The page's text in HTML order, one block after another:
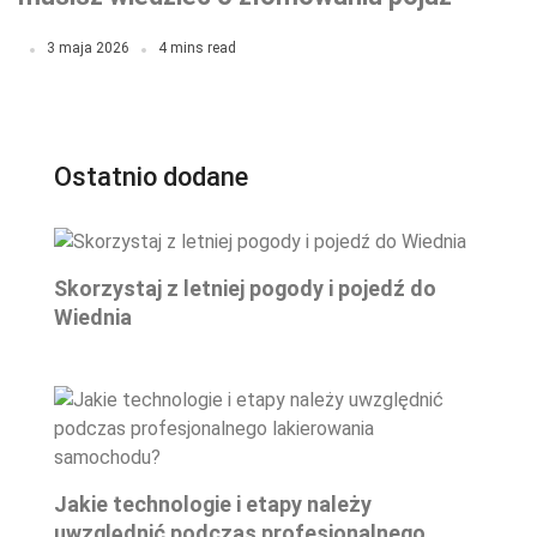
3 maja 2026 4 mins read
Ostatnio dodane
Skorzystaj z letniej pogody i pojedź do
Wiednia
Jakie technologie i etapy należy